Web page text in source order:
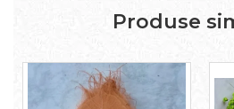
Produse